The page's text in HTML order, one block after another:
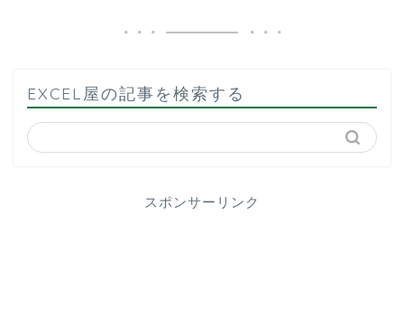
EXCEL屋の記事を検索する
スポンサーリンク